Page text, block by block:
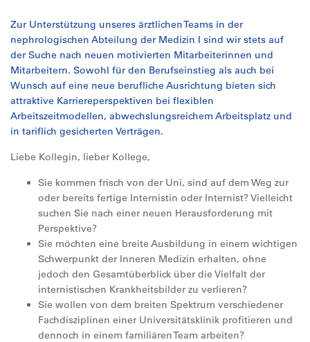
Zur Unterstützung unseres ärztlichen Teams in der
nephrologischen Abteilung der Medizin I sind wir stets auf
der Suche nach neuen motivierten Mitarbeiterinnen und
Mitarbeitern. Sowohl für den Berufseinstieg als auch bei
Wunsch auf eine neue berufliche Ausrichtung bieten sich
attraktive Karriereperspektiven bei flexiblen
Arbeitszeitmodellen, abwechslungsreichem Arbeitsplatz und
in tariflich gesicherten Verträgen.
Liebe Kollegin, lieber Kollege,
Sie kommen frisch von der Uni, sind auf dem Weg zur
oder bereits fertige Internistin oder Internist? Vielleicht
suchen Sie nach einer neuen Herausforderung mit
Perspektive?
Sie möchten eine breite Ausbildung in einem wichtigen
Schwerpunkt der Inneren Medizin erhalten, ohne
jedoch den Gesamtüberblick über die Vielfalt der
internistischen Krankheitsbilder zu verlieren?
Sie wollen von dem breiten Spektrum verschiedener
Fachdisziplinen einer Universitätsklinik profitieren und
dennoch in einem familiären Team arbeiten?